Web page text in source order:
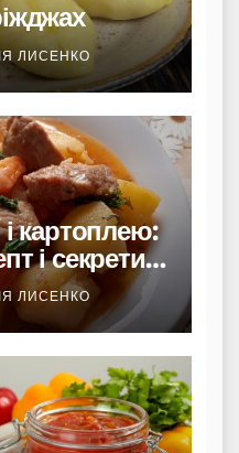
ЛИСЕНКО
картоплею:
і секрети
ЛИСЕНКО